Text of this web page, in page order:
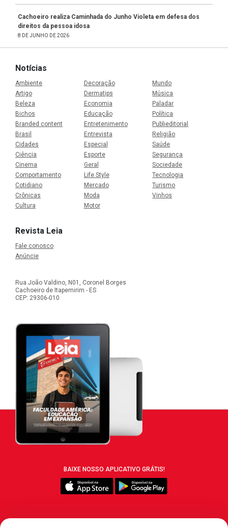
Cachoeiro realiza Caminhada do Junho Violeta em defesa dos
direitos da pessoa idosa
8 DE JUNHO DE 2026
Notícias
Ambiente
Artigo
Beleza
Bichos
Branded content
Brasil
Cidades
Ciência
Cinema
Comportamento
Cotidiano
Crônicas
Cultura
Decoração
Dermatips
Economia
Educação
Entretenimento
Entrevista
Especial
Esporte
Geral
Life Style
Mercado
Moda
Motor
Mundo
Música
Paladar
Política
Publieditorial
Religião
Saúde
Segurança
Sociedade
Tecnologia
Turismo
Vinhos
Revista Leia
Fale conosco
Anúncie
Rua João Valdino, N01, Coronel Borges
Cachoeiro de Itapemirim - ES
CEP: 29306-010
BAIXE NOSSO APLICATIVO GRÁTIS!